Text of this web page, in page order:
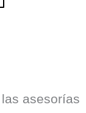
asesorías